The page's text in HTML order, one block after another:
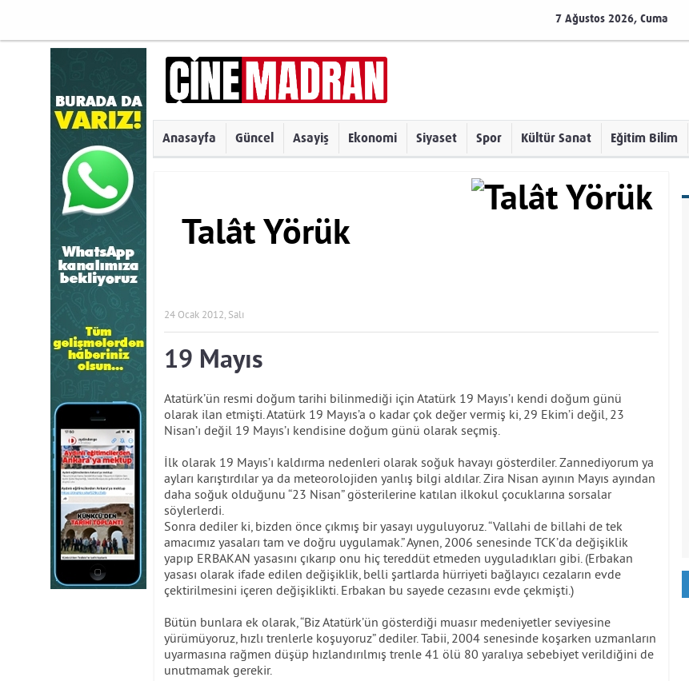
7 Ağustos 2026, Cuma
Anasayfa Güncel Asayiş Ekonomi Siyaset Spor Kültür Sanat Eğitim Bilim
Talât Yörük
24 Ocak 2012, Salı
19 Mayıs
Atatürk’ün resmi doğum tarihi bilinmediği için Atatürk 19 Mayıs’ı kendi doğum günü
olarak ilan etmişti. Atatürk 19 Mayıs’a o kadar çok değer vermiş ki, 29 Ekim’i değil, 23
Nisan’ı değil 19 Mayıs’ı kendisine doğum günü olarak seçmiş.
İlk olarak 19 Mayıs’ı kaldırma nedenleri olarak soğuk havayı gösterdiler. Zannediyorum ya
ayları karıştırdılar ya da meteorolojiden yanlış bilgi aldılar. Zira Nisan ayının Mayıs ayından
daha soğuk olduğunu “23 Nisan” gösterilerine katılan ilkokul çocuklarına sorsalar
söylerlerdi.
Sonra dediler ki, bizden önce çıkmış bir yasayı uyguluyoruz. “Vallahi de billahi de tek
amacımız yasaları tam ve doğru uygulamak.” Aynen, 2006 senesinde TCK’da değişiklik
yapıp ERBAKAN yasasını çıkarıp onu hiç tereddüt etmeden uyguladıkları gibi. (Erbakan
yasası olarak ifade edilen değişiklik, belli şartlarda hürriyeti bağlayıcı cezaların evde
çektirilmesini içeren değişiklikti. Erbakan bu sayede cezasını evde çekmişti.)
Bütün bunlara ek olarak, “Biz Atatürk’ün gösterdiği muasır medeniyetler seviyesine
yürümüyoruz, hızlı trenlerle koşuyoruz” dediler. Tabii, 2004 senesinde koşarken uzmanların
uyarmasına rağmen düşüp hızlandırılmış trenle 41 ölü 80 yaralıya sebebiyet verildiğini de
unutmamak gerekir.